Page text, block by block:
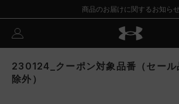
商品のお届けに関するお知らせ
230124_クーポン対象品番（セール
除外）